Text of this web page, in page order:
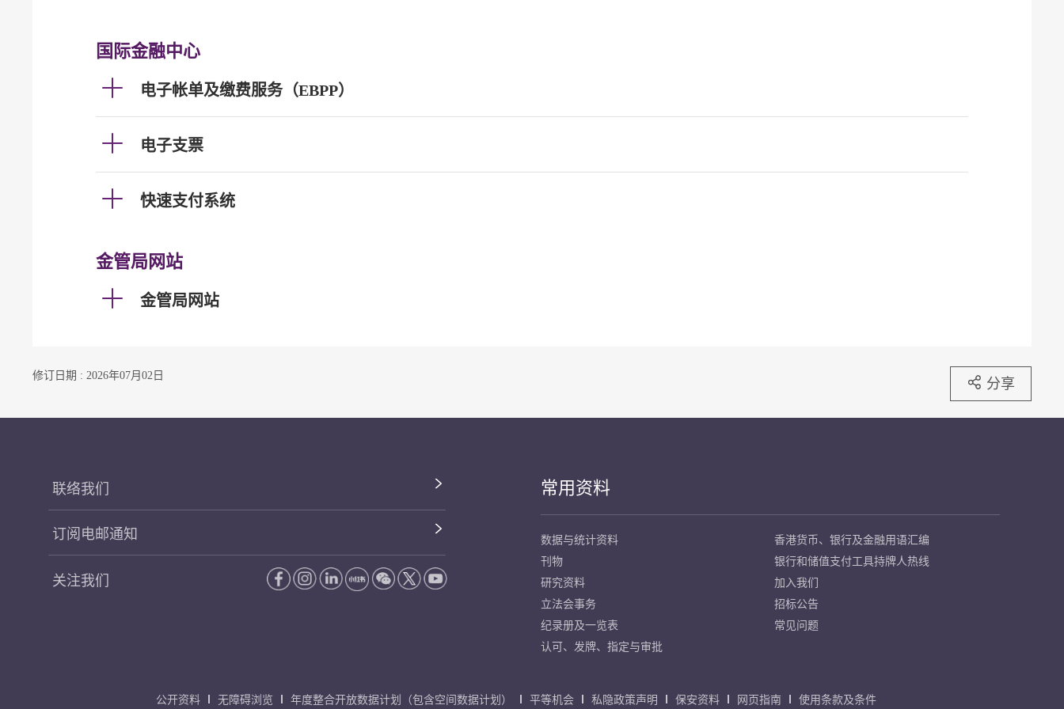
国际金融中心
电子帐单及缴费服务（EBPP）
电子支票
快速支付系统
金管局网站
金管局网站
修订日期 : 2026年07月02日 分享
联络我们
订阅电邮通知
关注我们
常用资料
数据与统计资料
刊物
研究资料
立法会事务
纪录册及一览表
认可、发牌、指定与审批
香港货币、银行及金融用语汇编
银行和储值支付工具持牌人热线
加入我们
招标公告
常见问题
公开资料 无障碍浏览 年度整合开放数据计划（包含空间数据计划） 平等机会 私隐政策声明 保安资料 网页指南 使用条款及条件